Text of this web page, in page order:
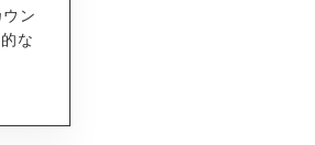
ン
な